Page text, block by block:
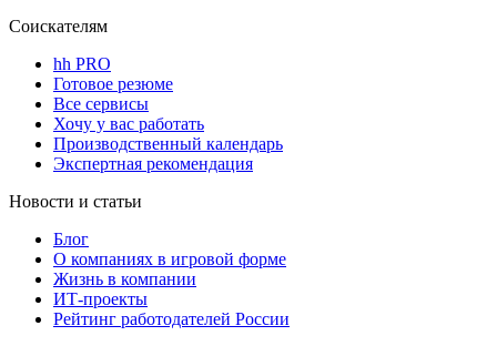
Соискателям
hh PRO
Готовое резюме
Все сервисы
Хочу у вас работать
Производственный календарь
Экспертная рекомендация
Новости и статьи
Блог
О компаниях в игровой форме
Жизнь в компании
ИТ-проекты
Рейтинг работодателей России